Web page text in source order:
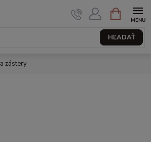
HĽADAŤ
NÁKUPNÝ
KOŠÍK
zástery